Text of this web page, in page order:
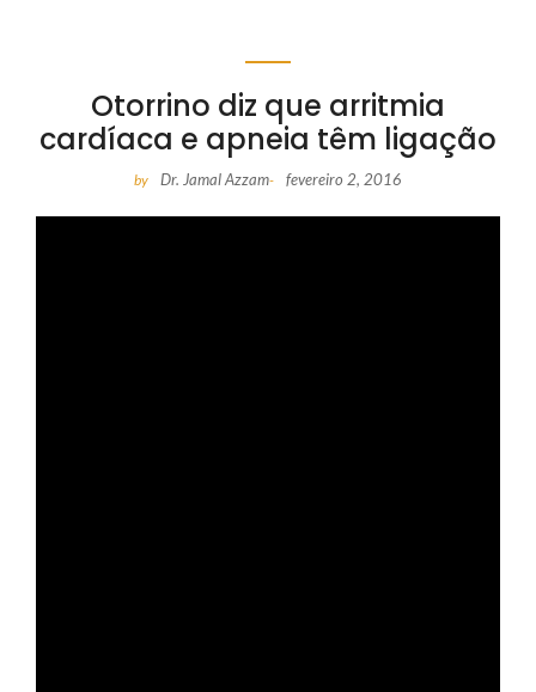
Otorrino diz que arritmia
cardíaca e apneia têm ligação
by Dr. Jamal Azzam- fevereiro 2, 2016